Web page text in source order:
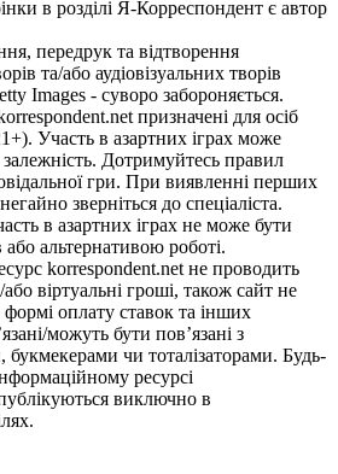
в розділі Я-Корреспондент є автор
передрук та відтворення
та/або аудіовізуальних творів
Images - суворо забороняється.
призначені для осіб
Участь в азартних іграх може
Дотримуйтесь правил
гри. При виявленні перших
зверніться до спеціаліста.
в азартних іграх не може бути
альтернативою роботі.
korrespondent.net не проводить
або віртуальні гроші, також сайт не
оплату ставок та інших
можуть бути пов’язані з
букмекерами чи тоталізаторами. Будь-
ресурсі
виключно в